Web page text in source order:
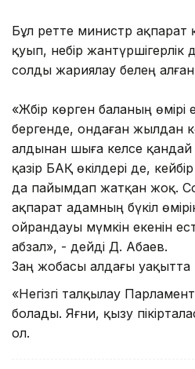
Бұл ретте министр ақпарат
қуып, небір жантүршігерлік
солды жариялау белең
«Жәбір көрген баланың өмірі
бергенде, ондаған жылдан
алдынан шыға келсе
қазір БАҚ өкілдері де,
да пайымдап жатқан жоқ.
ақпарат адамның бүкіл
ойрандауы мүмкін екенін
абзал», - дейді Д. Абаев.
Заң жобасы алдағы уақытта
«Негізгі талқылау
болады. Яғни, қызу
ол.